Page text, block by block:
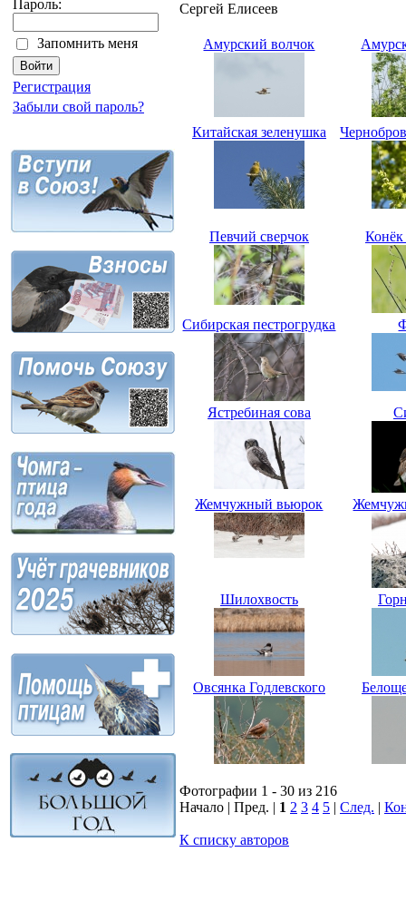
Пароль:
Запомнить меня
Регистрация
Забыли свой пароль?
Сергей Елисеев
Амурский волчок
Китайская зеленушка
Певчий сверчок
Сибирская пестрогрудка
Ястребиная сова
Жемчужный вьюрок
Шилохвость
Овсянка Годлевского
Фотографии 1 - 30 из 216
Начало | Пред. | 1 2 3 4 5 | След. |
К списку авторов